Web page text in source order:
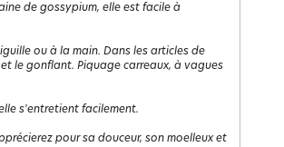
de gossypium, elle est facile à
ou à la main. Dans les articles de
le gonflant. Piquage carreaux, à vagues
s'entretient facilement.
pour sa douceur, son moelleux et